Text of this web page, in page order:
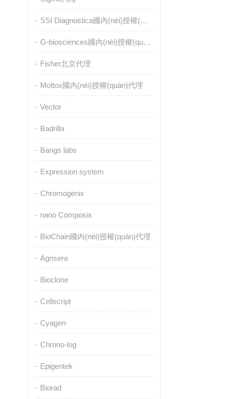
SSI Diagnostica國內(nèi)授權(quán)代理
G-biosciences國內(nèi)授權(quán)代理
Fisher北京代理
Moltox國內(nèi)授權(quán)代理
Vector
Badrilla
Bangs labs
Expression system
Chromogenix
nano Composix
BioChain國內(nèi)授權(quán)代理
Agrisera
Bioclone
Cellscript
Cyagen
Chrono-log
Epigentek
Biorad